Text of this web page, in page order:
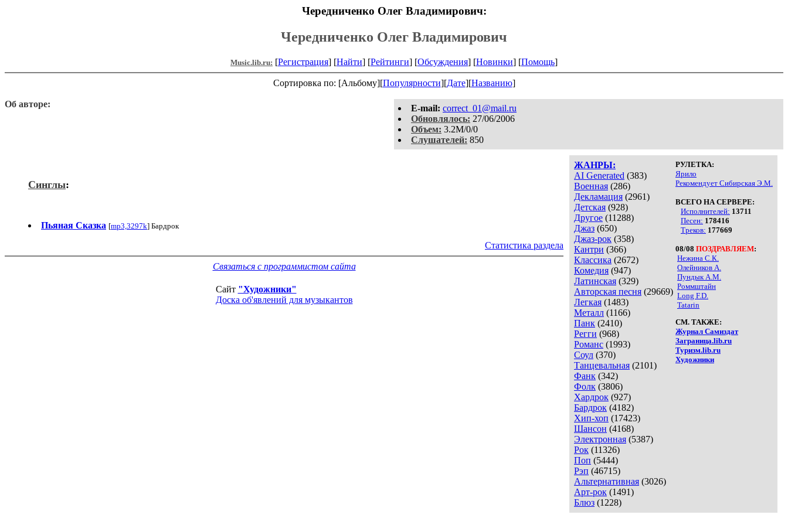
Чередниченко Олег Владимирович:
Чередниченко Олег Владимирович
Music.lib.ru: [Регистрация] [Найти] [Рейтинги] [Обсуждения] [Новинки] [Помощь]
Сортировка по: [Альбому][Популярности][Дате][Названию]
E-mail: correct_01@mail.ru
Обновлялось: 27/06/2006
Объем: 3.2M/0/0
Слушателей: 850
Об авторе:
ЖАНРЫ:
AI Generated (383)
Военная (286)
Декламация (2961)
Детская (928)
Другое (11288)
Джаз (650)
Джаз-рок (358)
Кантри (366)
Классика (2672)
Комедия (947)
Латинская (329)
Авторская песня (29669)
Легкая (1483)
Металл (1166)
Панк (2410)
Регги (968)
Романс (1993)
Соул (370)
Танцевальная (2101)
Фанк (342)
Фолк (3806)
Хардрок (927)
Бардрок (4182)
Хип-хоп (17423)
Шансон (4168)
Электронная (5387)
Рок (11326)
Поп (5444)
Рэп (46715)
Альтернативная (3026)
Арт-рок (1491)
Блюз (1228)
РУЛЕТКА:
Ярило
Рекомендует Сибирская Э.М.
ВСЕГО НА СЕРВЕРЕ:
Исполнителей: 13711
Песен: 178416
Треков: 177669
08/08 ПОЗДРАВЛЯЕМ:
Нежина С.К.
Олейников А.
Пундык А.М.
Роммштайн
Long F.D.
Tatarin
СМ. ТАКЖЕ:
Журнал Самиздат
Заграница.lib.ru
Туризм.lib.ru
Художники
Синглы:
Пьяная Сказка [mp3,3297k] Бардрок
Статистика раздела
Связаться с программистом сайта
Сайт "Художники"
Доска об'явлений для музыкантов